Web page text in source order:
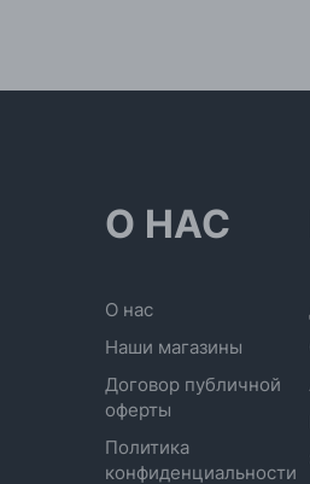
О НАС
О нас
Наши магазины
Договор публичной
оферты
Политика
конфиденциальности